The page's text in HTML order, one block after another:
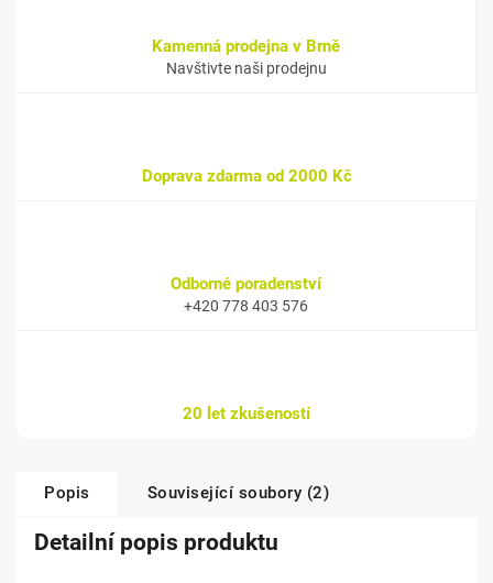
Kamenná prodejna v Brně
Navštivte naši prodejnu
Doprava zdarma od 2000 Kč
Odborné poradenství
+420 778 403 576
20 let zkušeností
Popis Související soubory (2)
Detailní popis produktu